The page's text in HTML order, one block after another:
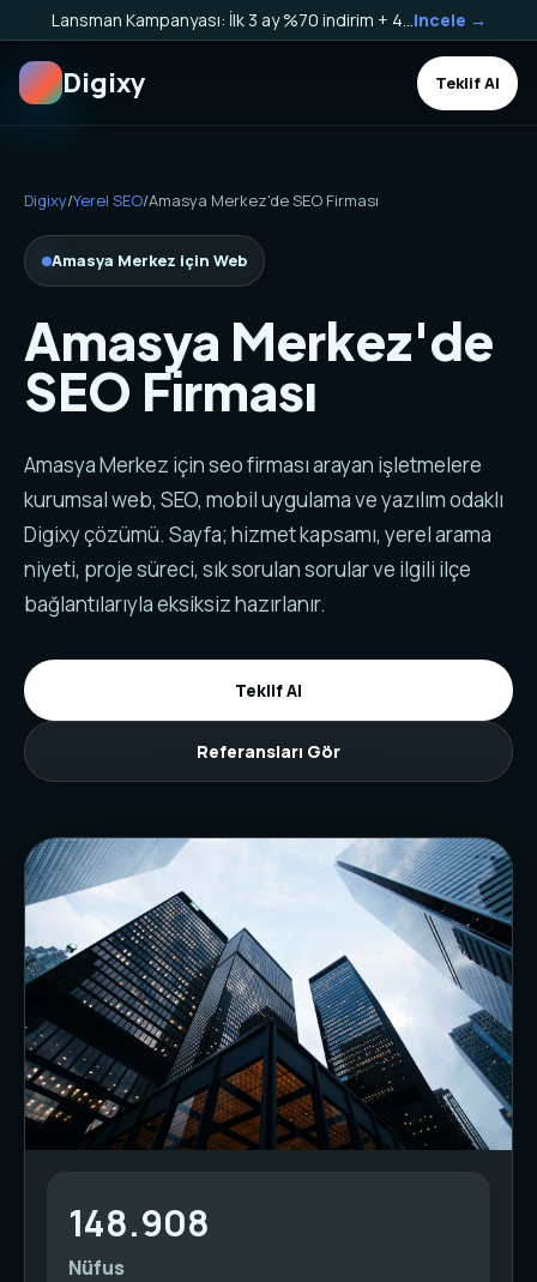
Incele →
Digixy Teklif Al
Digixy/Yerel SEO/Amasya Merkez'de SEO Firması
Amasya Merkez için Web
Amasya Merkez'de
SEO Firması
Amasya Merkez için seo firması arayan işletmelere
kurumsal web, SEO, mobil uygulama ve yazılım odaklı
Digixy çözümü. Sayfa; hizmet kapsamı, yerel arama
niyeti, proje süreci, sık sorulan sorular ve ilgili ilçe
bağlantılarıyla eksiksiz hazırlanır.
Teklif Al
Referansları Gör
148.908
Nüfus